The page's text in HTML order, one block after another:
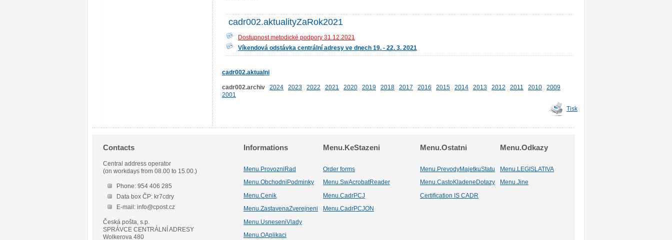
cadr002.aktualityZaRok2021
Dostupnost metodické podpory 31.12.2021
Víkendová odstávka centrální adresy ve dnech 19. - 22. 3. 2021
cadr002.aktualni
cadr002.archiv 2024 2023 2022 2021 2020 2019 2018 2017 2016 2015 2014 2013 2012 2011 2010
2009
2001
Tisk
Contacts
Central address operator
(on workdays from 08.00 to 15.00.)
Phone: 954 406 285
Data box ČP: kr7cdry
E-mail: info@cpost.cz
Česká pošta, s.p.
SPRÁVCE CENTRÁLNÍ ADRESY
Wolkerova 480
Informations Menu.KeStazeni Menu.Ostatni Menu.Odkazy
Menu.ProvozniRad Order forms Menu.PrevodyMajetkuStatu
Menu.LEGISLATIVA
Menu.ObchodniPodminky
Menu.SwAcrobatReader Menu.CastoKladeneDotazy Menu.Jine
Menu.Cenik Menu.CadrPCJ
Certification IS CADR
Menu.ZastavenaZverejneni
Menu.CadrPCJON
Menu.UsneseniVlady
Menu.OAplikaci